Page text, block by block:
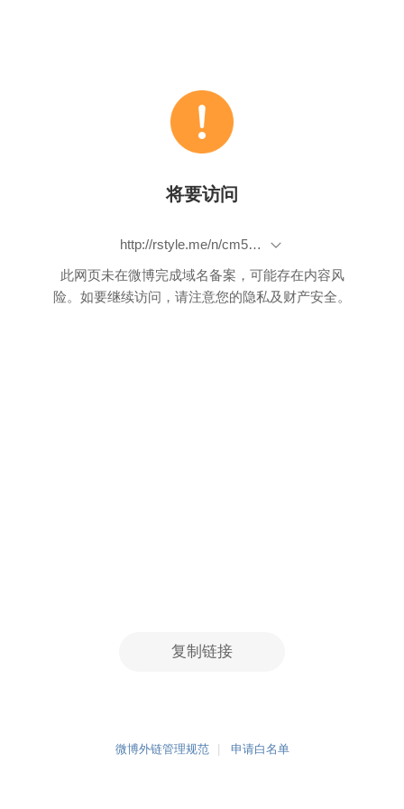
将要访问
http://rstyle.me/n/cm5nfjbp9if
此网页未在微博完成域名备案，可能存在内容风
险。如要继续访问，请注意您的隐私及财产安全。
复制链接
微博外链管理规范 申请白名单